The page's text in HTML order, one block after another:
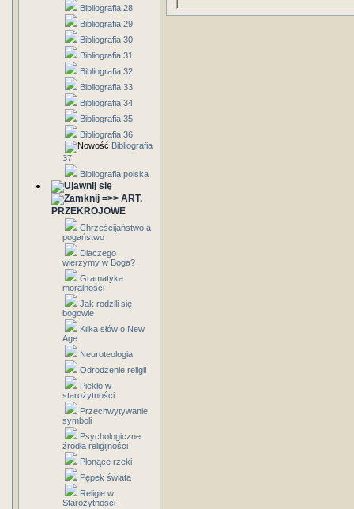
Bibliografia 28
Bibliografia 29
Bibliografia 30
Bibliografia 31
Bibliografia 32
Bibliografia 33
Bibliografia 34
Bibliografia 35
Bibliografia 36
Bibliografia
37
Bibliografia polska
=>> ART.
PRZEKROJOWE
Chrześcijaństwo a
pogaństwo
Dlaczego
wierzymy w Boga?
Gramatyka
moralności
Jak rodzili się
bogowie
Kilka słów o New
Age
Neuroteologia
Odrodzenie religii
Piekło w
starożytności
Przechwytywanie
symboli
Psychologiczne
źródła religijności
Płonące rzeki
Pępek świata
Religie w
Starożytności -